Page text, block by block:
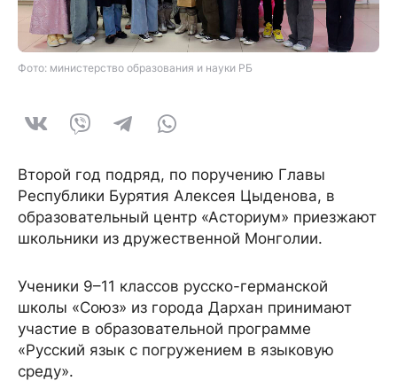
Фото: министерство образования и науки РБ
Второй год подряд, по поручению Главы
Республики Бурятия Алексея Цыденова, в
образовательный центр «Асториум» приезжают
школьники из дружественной Монголии.
Ученики 9–11 классов русско-германской
школы «Союз» из города Дархан принимают
участие в образовательной программе
«Русский язык с погружением в языковую
среду».